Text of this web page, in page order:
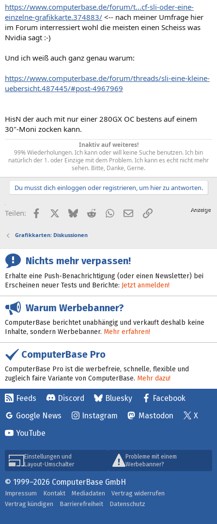
https://www.computerbase.de/forum/t...cf-sli-oder-eine-
einzelne-grafikkarte.374883/ <-- nach meiner Umfrage hier
im Forum interressiert wohl die meisten einen Scheiss was
Nvidia sagt :-)
Und ich weiß auch ganz genau warum:
https://www.computerbase.de/forum/threads/sli-eine-kleine-
uebersicht.487445/#post-4967969
HisN der auch mit nur einer 280GX OC bestens auf einem
30"-Moni zocken kann.
Inaktiv auf weiteres!
99% Wiederholungen. Ich kann oder will keine Suche benutzen. Ich bin
natürlich der 1. oder Einzige mit dem Problem. Ich kann es echt nicht mehr
sehen. Bitte, Danke, Gerne.​
Du musst dich einloggen oder registrieren, um hier zu antworten.
Teilen: FacebookX (Twitter)
BlueskyRedditWhatsApp
E-MailLink
Grafikkarten: Diskussionen
Nichts mehr verpassen!
Erhalte eine Push-Benachrichtigung (oder einen Newsletter) bei
Erscheinen neuer Tests und Berichte: Jetzt anmelden!
Warum Werbebanner?
ComputerBase berichtet unabhängig und verkauft deshalb keine
Inhalte, sondern Werbebanner. Mehr erfahren!
ComputerBase Pro
ComputerBase Pro ist die werbefreie, schnelle, flexible und
zugleich faire Variante von ComputerBase. Mehr dazu!
Feeds Discord Bluesky
Facebook
Google News
Instagram Mastodon
X
YouTube
Einstellungen und
Layout-Umschalter
Probleme mit einem
Werbebanner?
© 1999–2026 ComputerBase GmbH
Impressum Kontakt Mediadaten
Vertrag widerrufen
Vertrag kündigen
Barrierefreiheit Datenschutz